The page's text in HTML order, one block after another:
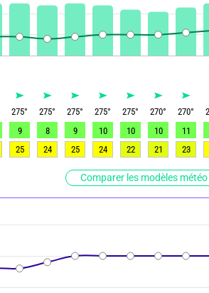
Comparer les modèles météo
275° 275° 275° 275° 275° 270° 270°
9 8 9 10 10 10 11
25 24 25 24 22 21 23